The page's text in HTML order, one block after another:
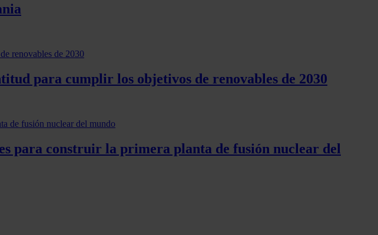
para cumplir los objetivos de renovables de 2030
para construir la primera planta de fusión nuclear del